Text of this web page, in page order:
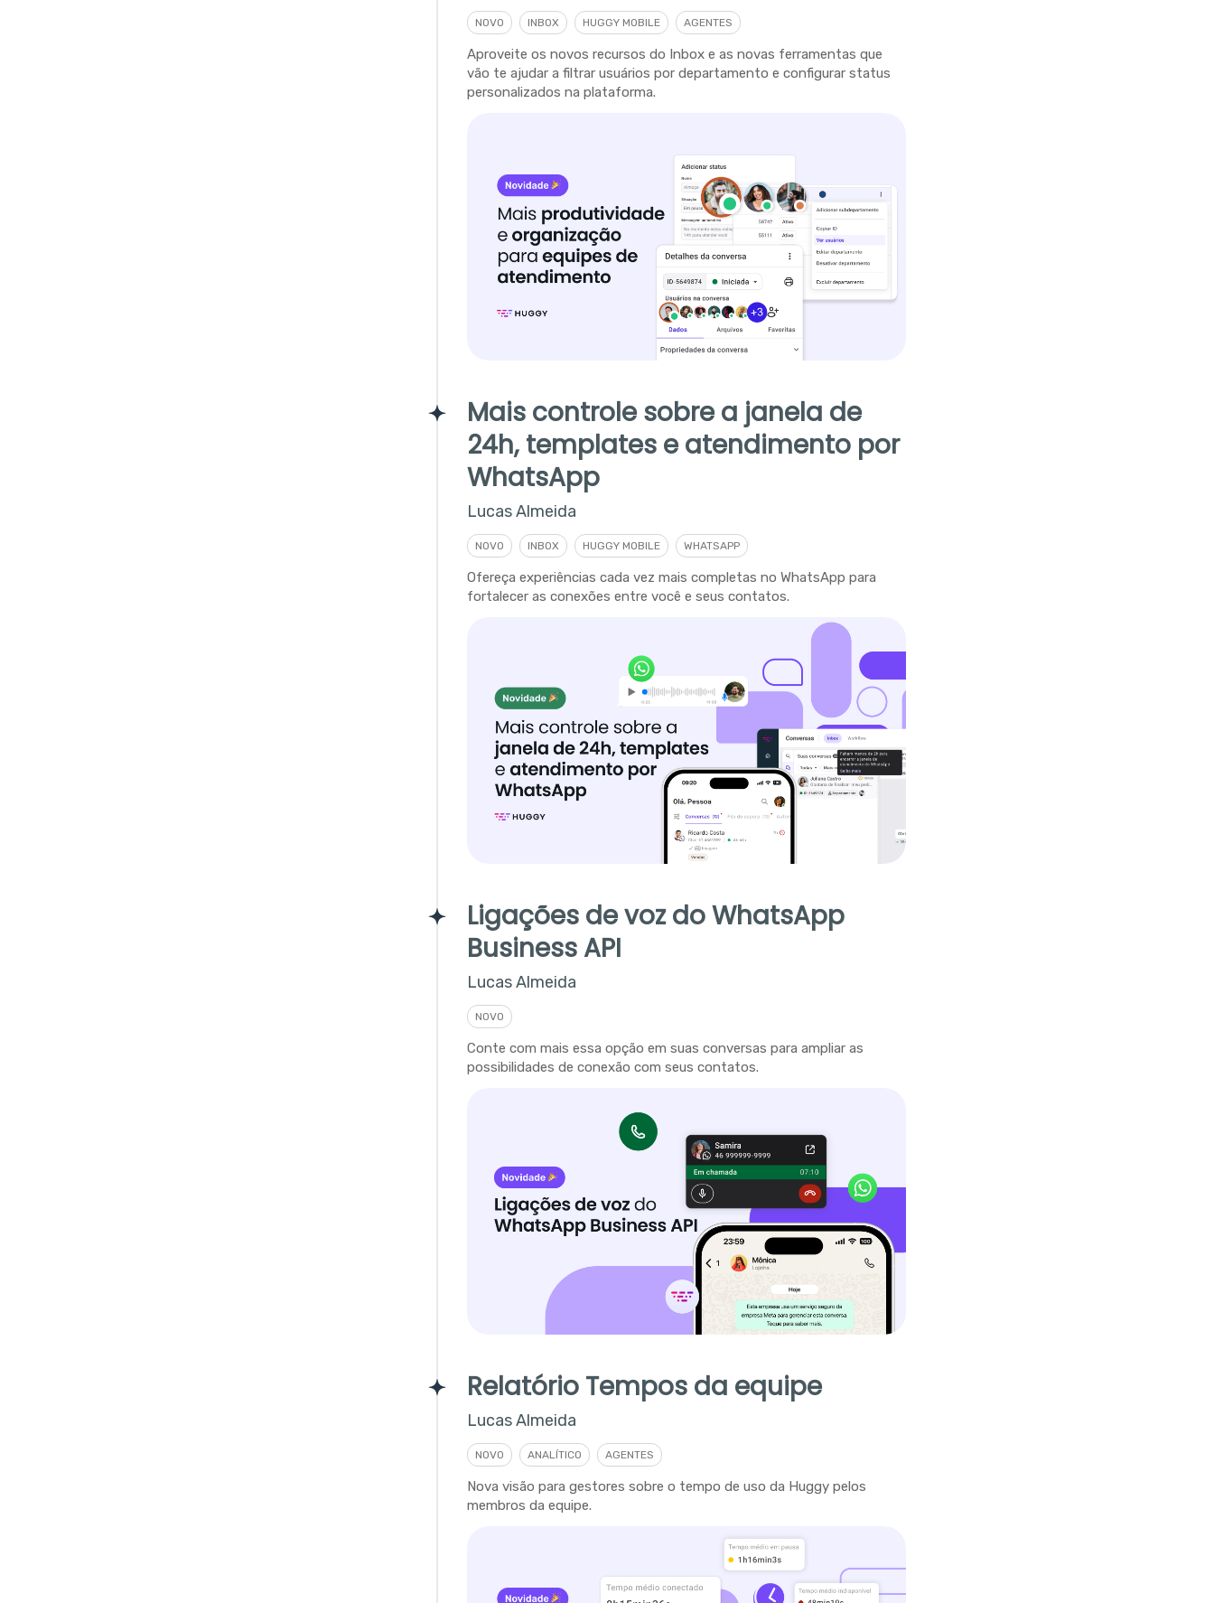
NOVO INBOX HUGGY MOBILE AGENTES
Aproveite os novos recursos do Inbox e as novas ferramentas que
vão te ajudar a filtrar usuários por departamento e configurar status
personalizados na plataforma.
Mais controle sobre a janela de
24h, templates e atendimento por
WhatsApp
Lucas Almeida
NOVO INBOX HUGGY MOBILE WHATSAPP
Ofereça experiências cada vez mais completas no WhatsApp para
fortalecer as conexões entre você e seus contatos.
Ligações de voz do WhatsApp
Business API
Lucas Almeida
NOVO
Conte com mais essa opção em suas conversas para ampliar as
possibilidades de conexão com seus contatos.
Relatório Tempos da equipe
Lucas Almeida
NOVO ANALÍTICO AGENTES
Nova visão para gestores sobre o tempo de uso da Huggy pelos
membros da equipe.